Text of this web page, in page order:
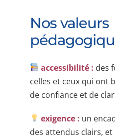
Nos valeurs
accessibilité : des
celles et ceux qui ont
de confiance et de
exigence : un
des attendus clairs,